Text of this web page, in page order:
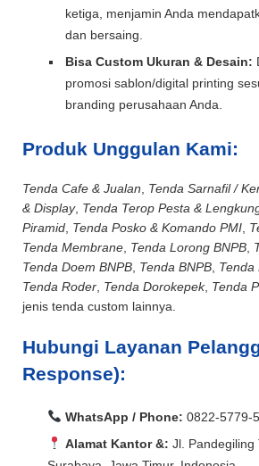
ketiga, menjamin Anda
dan bersaing.
Bisa Custom Ukuran & Desain:
promosi sablon/digital printing
branding perusahaan Anda.
Produk Unggulan Kami:
Tenda Cafe & Jualan Tenda Sarnafil /
& Display, Tenda Terop Pesta &
Piramid Tenda Posko & Komando PMI
Tenda Membrane Tenda Lorong BNPB
Tenda Doem BNPB Tenda BNPB Tenda
Tenda Roder Tenda Dorokepek, Tenda
jenis tenda custom lainnya.
Hubungi Layanan
Response):
WhatsApp / Phone: 0822-5779-
Alamat Kantor &: Jl. Pandegiling